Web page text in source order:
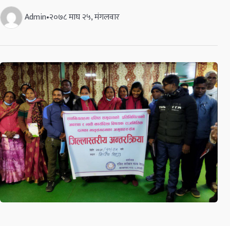
Admin•२०७८ माघ २५, मंगलवार